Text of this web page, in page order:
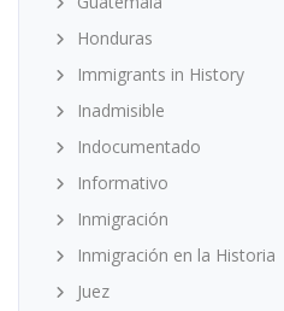
Honduras
Immigrants in History
Inadmisible
Indocumentado
Informativo
Inmigración
Inmigración en la Historia
Juez